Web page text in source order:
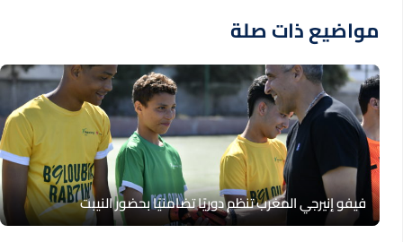
مواضيع ذات صلة
فيفو إنيرجي المغرب تنظم دوريًا تضامنيًا بحضور النيبت